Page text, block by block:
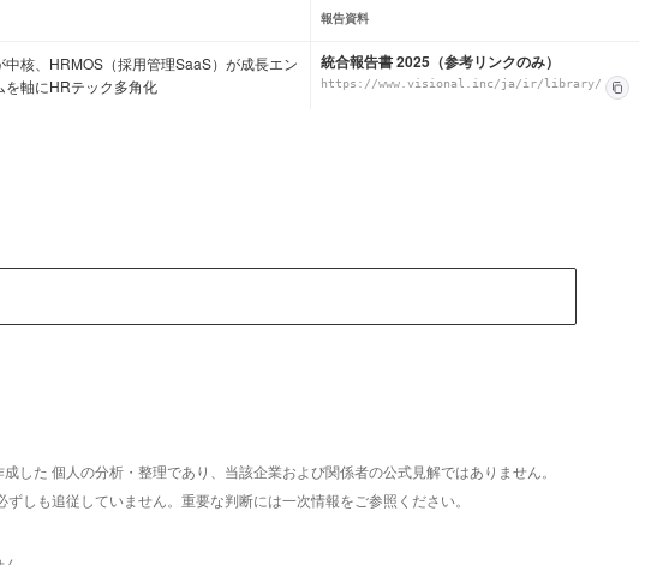
報告資料
核、HRMOS（採用管理SaaS）が成長エン
を軸にHRテック多角化
統合報告書 2025（参考リンクのみ）
https://www.visional.inc/ja/ir/library/
した 個人の分析・整理であり、当該企業および関係者の公式見解ではありません。
しも追従していません。重要な判断には一次情報をご参照ください。